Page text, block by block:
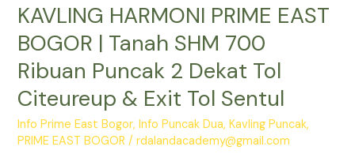
KAVLING HARMONI PRIME EAST
BOGOR | Tanah SHM 700
Ribuan Puncak 2 Dekat Tol
Citeureup & Exit Tol Sentul
Info Prime East Bogor,Info Puncak Dua,Kavling Puncak,
PRIME EAST BOGOR /rdalandacademy@gmail.com
Citeureup
Exit
Tol